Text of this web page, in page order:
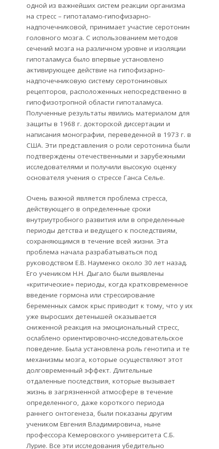
одной из важнейших систем реакции организма
на стресс – гипоталамо-гипофизарно-
надпочечниковой, принимает участие серотонин
головного мозга. С использованием методов
сечений мозга на различном уровне и изоляции
гипоталамуса было впервые установлено
активирующее действие на гипофизарно-
надпочечниковую систему серотониновых
рецепторов, расположенных непосредственно в
гипофизотропной области гипоталамуса.
Полученные результаты явились материалом для
защиты в 1968 г. докторской диссертации и
написания монографии, переведенной в 1973 г. в
США. Эти представления о роли серотонина были
подтверждены отечественными и зарубежными
исследователями и получили высокую оценку
основателя учения о стрессе Ганса Селье.
Очень важной является проблема стресса,
действующего в определенные сроки
внутриутробного развития или в определенные
периоды детства и ведущего к последствиям,
сохраняющимся в течение всей жизни. Эта
проблема начала разрабатываться под
руководством Е.В. Науменко около 30 лет назад.
Его учеником Н.Н. Дыгало были выявлены
«критические» периоды, когда кратковременное
введение гормона или стрессирование
беременных самок крыс приводит к тому, что у их
уже выросших детенышей оказывается
сниженной реакция на эмоциональный стресс,
ослаблено ориентировочно-исследовательское
поведение. Была установлена роль генотипа и те
механизмы мозга, которые осуществляют этот
долговременный эффект. Длительные
отдаленные последствия, которые вызывает
жизнь в загрязненной атмосфере в течение
определенного, даже короткого периода
раннего онтогенеза, были показаны другим
учеником Евгения Владимировича, ныне
профессора Кемеровского университета С.Б.
Лурие. Все эти исследования убедительно